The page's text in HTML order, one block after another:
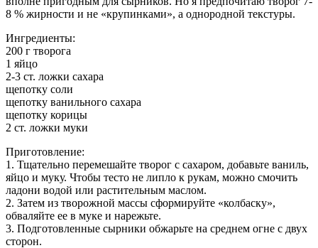
8 % жирности и не «крупинками», а однородной текстуры.
Ингредиенты:
200 г творога
1 яйцо
2-3 ст. ложки сахара
щепотку соли
щепотку ванильного сахара
щепотку корицы
2 ст. ложки муки
Приготовление:
1. Тщательно перемешайте творог с сахаром, добавьте ваниль,
яйцо и муку. Чтобы тесто не липло к рукам, можно смочить
ладони водой или растительным маслом.
2. Затем из творожной массы сформируйте «колбаску»,
обваляйте ее в муке и нарежьте.
3. Подготовленные сырники обжарьте на среднем огне с двух
сторон.